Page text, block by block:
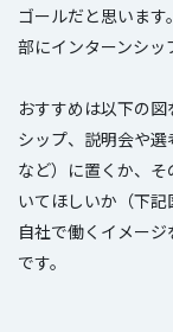
ゴールだと思いま
部にインターンシッ
おすすめは以下の
シップ、説明会や
など）に置くか、
いてほしいか（下
自社で働くイメー
です。